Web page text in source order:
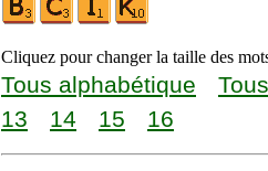
Cliquez pour changer la taille des
Tous alphabétique
13
14 15 16